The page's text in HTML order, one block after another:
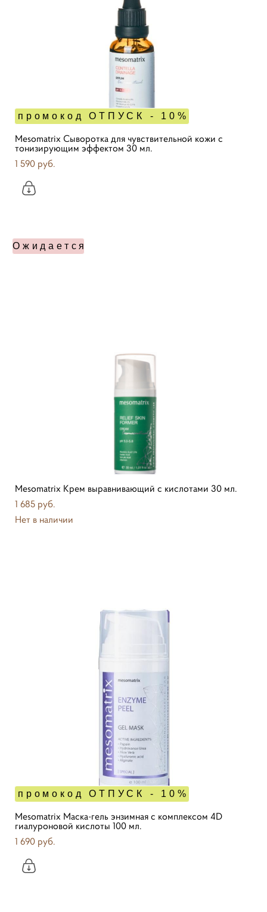
промокод ОТПУСК - 10%
Mesomatrix Сыворотка для чувствительной кожи с
тонизирующим эффектом 30 мл.
1 590 pуб.
Ожидается
Mesomatrix Крем выравнивающий с кислотами 30 мл.
1 685 pуб.
Нет в наличии
промокод ОТПУСК - 10%
Mesomatrix Маска-гель энзимная с комплексом 4D
гиалуроновой кислоты 100 мл.
1 690 pуб.